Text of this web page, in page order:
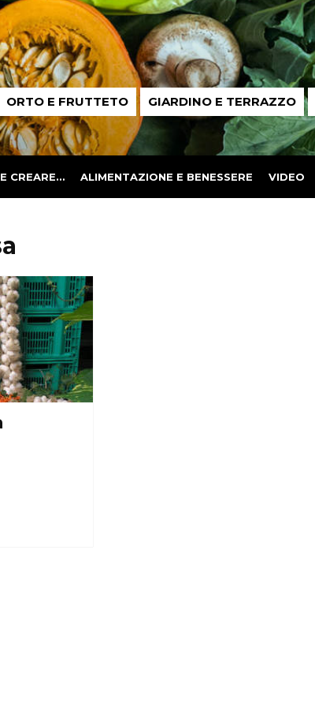
ORTO E FRUTTETO GIARDINO E TERRAZZO
CREARE… ALIMENTAZIONE E BENESSERE VIDEO